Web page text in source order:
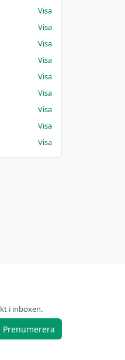
Visa
Visa
Visa
Visa
Visa
Visa
Visa
Visa
Visa
i inboxen.
Prenumerera